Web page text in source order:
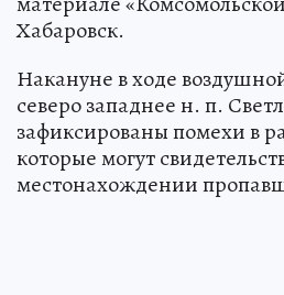
Хабаровск.
Накануне в ходе
северо западнее н. п.
зафиксированы помехи в
которые могут
местонахождении